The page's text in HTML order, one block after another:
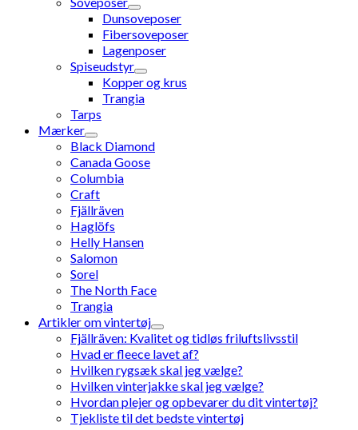
Dunsoveposer
Fibersoveposer
Lagenposer
Spiseudstyr
Kopper og krus
Trangia
Tarps
Mærker
Black Diamond
Canada Goose
Columbia
Craft
Fjällräven
Haglöfs
Helly Hansen
Salomon
Sorel
The North Face
Trangia
Artikler om vintertøj
Fjällräven: Kvalitet og tidløs friluftslivsstil
Hvad er fleece lavet af?
Hvilken rygsæk skal jeg vælge?
Hvilken vinterjakke skal jeg vælge?
Hvordan plejer og opbevarer du dit vintertøj?
Tjekliste til det bedste vintertøj